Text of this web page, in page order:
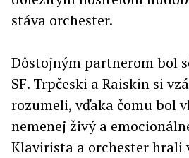
stáva orchester.
Dôstojným partnerom bol
SF. Trpčeski a Raiskin si
rozumeli, vďaka čomu bol
nemenej živý a
Klavirista a orchester hrali